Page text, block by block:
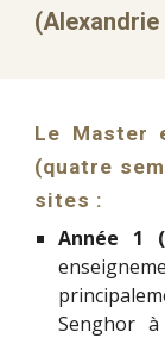
Le Master
(quatre
sites :
Année 1
Senghor